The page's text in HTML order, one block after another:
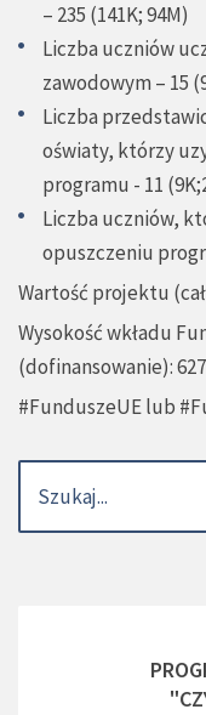
– 235 (141K; 94M)
Liczba uczniów
zawodowym – 15
Liczba
oświaty, którzy
programu - 11
Liczba uczniów,
opuszczeniu
Wartość projektu
Wysokość wkładu
(dofinansowanie): 627
#FunduszeUE lub